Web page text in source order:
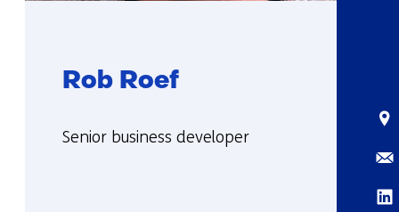
Rob Roef
Functie:
Senior business developer
E-